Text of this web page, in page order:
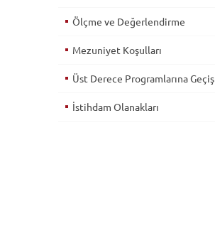
Ölçme ve Değerlendirme
Mezuniyet Koşulları
Üst Derece Programlarına Geçiş
İstihdam Olanakları